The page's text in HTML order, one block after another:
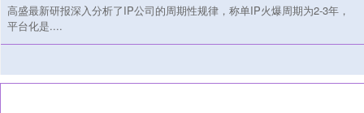
高盛最新研报深入分析了IP公司的周期性规律，称单IP火爆周期为2-3年，
平台化是....